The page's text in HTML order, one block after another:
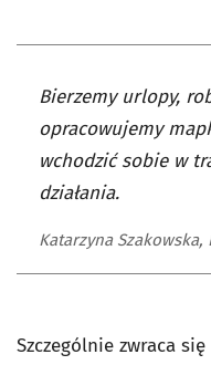
Bierzemy urlopy,
opracowujemy
wchodzić sobie w
działania.
Katarzyna Szakowska,
Szczególnie zwraca